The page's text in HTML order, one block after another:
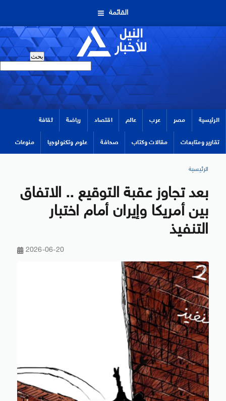
القائمة
الرئيسية مصر عرب عالم اقتصاد رياضة ثقافة
تقارير ومتابعات مقالات وكتاب صحافة علوم وتكنولوجيا منوعات
الرئيسية
بعد تجاوز عقبة التوقيع .. الاتفاق
بين أمريكا وإيران أمام اختبار
التنفيذ
2026-06-20